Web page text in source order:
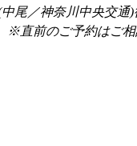
尾／神奈川中央交通)
※直前のご予約はご